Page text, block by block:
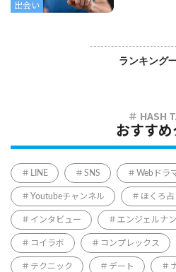
出会い
ランキング
おすすめ
LINE SNS Webドラ
Youtubeチャンネル ほくろ占
インタビュー エンジェルナ
コイラボ コンプレックス
テクニック デート